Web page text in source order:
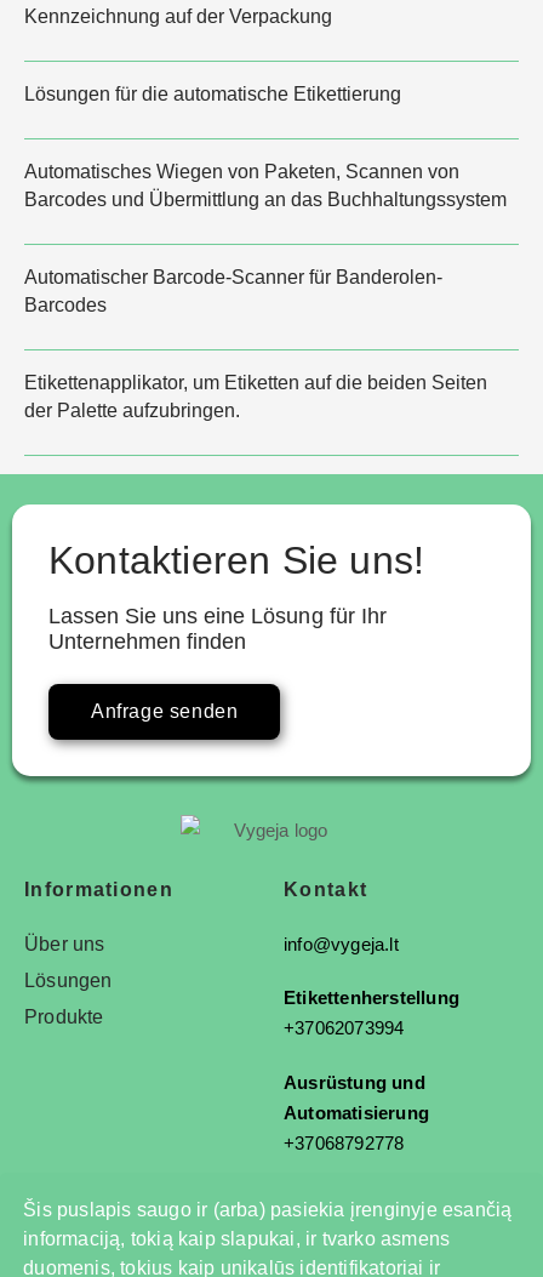
Šis puslapis saugo ir (arba) pasiekia įrenginyje esančią
informaciją, tokią kaip slapukai, ir tvarko asmens
duomenis, tokius kaip unikalūs identifikatoriai ir
Kennzeichnung auf der Verpackung
Lösungen für die automatische Etikettierung
Automatisches Wiegen von Paketen, Scannen von
Barcodes und Übermittlung an das Buchhaltungssystem
Automatischer Barcode-Scanner für Banderolen-
Barcodes
Etikettenapplikator, um Etiketten auf die beiden Seiten
der Palette aufzubringen.
Kontaktieren Sie uns!
Lassen Sie uns eine Lösung für Ihr
Unternehmen finden
Anfrage senden
Informationen
Über uns
Lösungen
Produkte
Kontakt
info@vygeja.lt
Etikettenherstellung
+37062073994
Ausrüstung und
Automatisierung
+37068792778
© 2025 Alle Rechte vorbehalten